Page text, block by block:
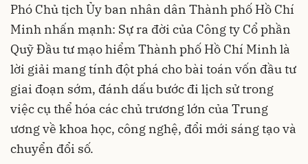
Phó Chủ tịch Ủy ban nhân dân Thành phố Hồ Chí
Minh nhấn mạnh: Sự ra đời của Công ty Cổ phần
Quỹ Đầu tư mạo hiểm Thành phố Hồ Chí Minh là
lời giải mang tính đột phá cho bài toán vốn đầu tư
giai đoạn sớm, đánh dấu bước đi lịch sử trong
việc cụ thể hóa các chủ trương lớn của Trung
ương về khoa học, công nghệ, đổi mới sáng tạo và
chuyển đổi số.